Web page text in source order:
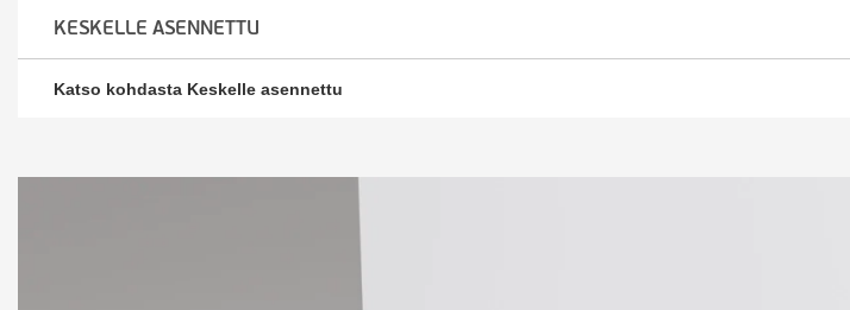
KESKELLE ASENNETTU
Katso kohdasta Keskelle asennettu